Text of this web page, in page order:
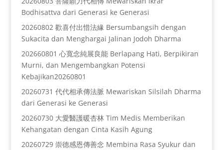
Bodhisattva dari Generasi ke Generasi
20260802 歡喜付出惜法緣 Bersumbangsih dengan
Sukacita dan Menghargai Jalinan Jodoh Dharma
202660801 心寬念純展良能 Berlapang Hati, Berpikiran
Murni, dan Mengembangkan Potensi
Kebajikan20260801
20260731 代代相承傳法脈 Mewariskan Silsilah Dharma
dari Generasi ke Generasi
20260730 大愛醫護暖杏林 Tim Medis Memberikan
Kehangatan dengan Cinta Kasih Agung
20260729 崇德感恩傳善念 Membina Rasa Syukur dan